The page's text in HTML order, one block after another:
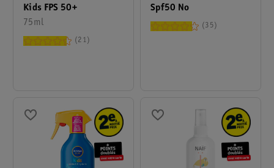
Kids FPS 50+
75ml
21
Spf50 No
35